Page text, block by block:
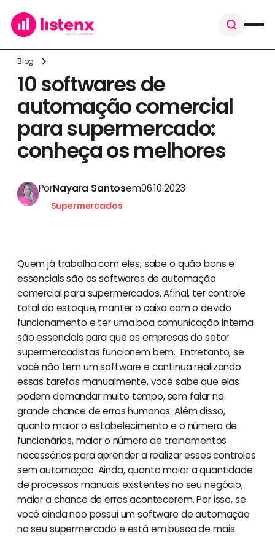
Blog
10 softwares de
automação comercial
para supermercado:
conheça os melhores
PorNayara Santosem06.10.2023
Supermercados
Quem já trabalha com eles, sabe o quão bons e
essenciais são os softwares de automação
comercial para supermercados. Afinal, ter controle
total do estoque, manter o caixa com o devido
funcionamento e ter uma boacomunicação interna
são essenciais para que as empresas do setor
supermercadistas funcionem bem. Entretanto, se
você não tem um software e continua realizando
essas tarefas manualmente, você sabe que elas
podem demandar muito tempo, sem falar na
grande chance de erros humanos. Além disso,
quanto maior o estabelecimento e o número de
funcionários, maior o número de treinamentos
necessários para aprender a realizar esses controles
sem automação. Ainda, quanto maior a quantidade
de processos manuais existentes no seu negócio,
maior a chance de erros acontecerem. Por isso, se
você ainda não possui um software de automação
no seu supermercado e está em busca de mais